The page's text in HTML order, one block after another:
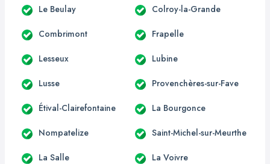
Le Beulay Colroy-la-Grande
Combrimont Frapelle
Lesseux Lubine
Lusse Provenchères-sur-Fave
Étival-Clairefontaine La Bourgonce
Nompatelize Saint-Michel-sur-Meurthe
La Salle La Voivre